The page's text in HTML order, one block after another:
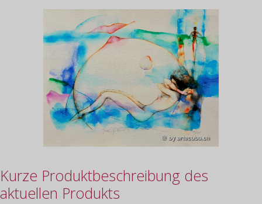
Kurze Produktbeschreibung des
aktuellen Produkts